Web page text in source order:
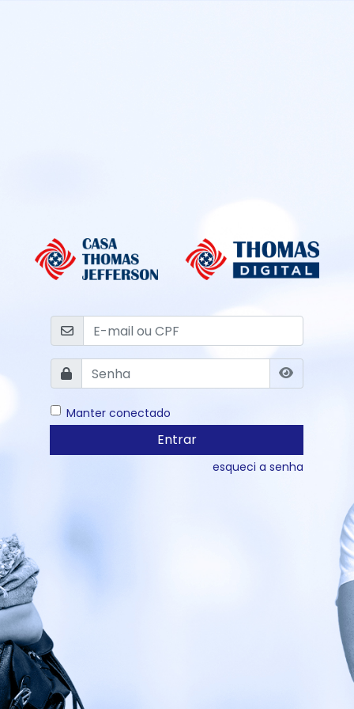
Manter conectado
Entrar
esqueci a senha